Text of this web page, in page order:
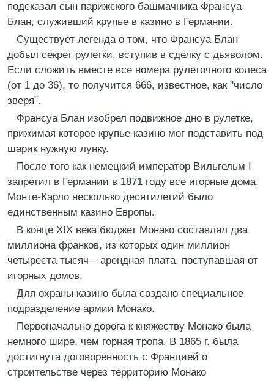
подсказал сын парижского башмачника Франсуа
Блан, служивший крупье в казино в Германии.
Существует легенда о том, что Франсуа Блан
добыл секрет рулетки, вступив в сделку с дьяволом.
Если сложить вместе все номера рулеточного колеса
(от 1 до 36), то получится 666, известное, как "число
зверя".
Франсуа Блан изобрел подвижное дно в рулетке,
прижимая которое крупье казино мог подставить под
шарик нужную лунку.
После того как немецкий император Вильгельм I
запретил в Германии в 1871 году все игорные дома,
Монте-Карло несколько десятилетий было
единственным казино Европы.
В конце XIX века бюджет Монако составлял два
миллиона франков, из которых один миллион
четыреста тысяч – арендная плата, поступавшая от
игорных домов.
Для охраны казино была создано специальное
подразделение армии Монако.
Первоначально дорога к княжеству Монако была
немного шире, чем горная тропа. В 1865 г. была
достигнута договоренность с Францией о
строительстве через территорию Монако